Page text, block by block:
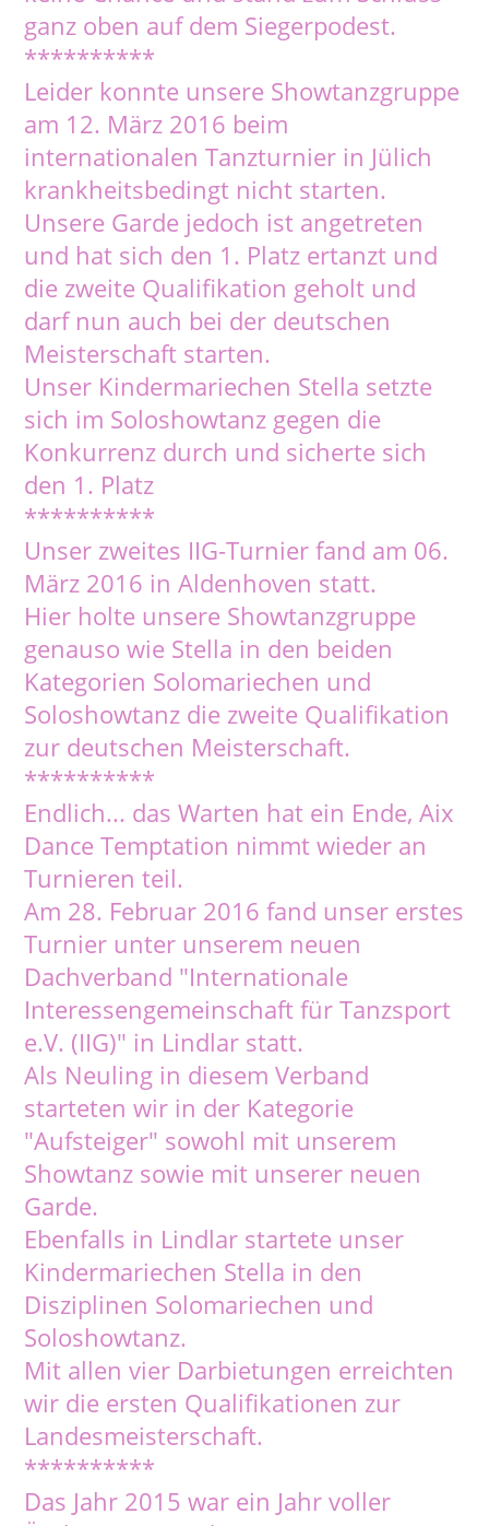
ganz oben auf dem Siegerpodest.
**********
Leider konnte unsere Showtanzgruppe
am 12. März 2016 beim
internationalen Tanzturnier in Jülich
krankheitsbedingt nicht starten.
Unsere Garde jedoch ist angetreten
und hat sich den 1. Platz ertanzt und
die zweite Qualifikation geholt und
darf nun auch bei der deutschen
Meisterschaft starten.
Unser Kindermariechen Stella setzte
sich im Soloshowtanz gegen die
Konkurrenz durch und sicherte sich
den 1. Platz
**********
Unser zweites IIG-Turnier fand am 06.
März 2016 in Aldenhoven statt.
Hier holte unsere Showtanzgruppe
genauso wie Stella in den beiden
Kategorien Solomariechen und
Soloshowtanz die zweite Qualifikation
zur deutschen Meisterschaft.
**********
Endlich... das Warten hat ein Ende, Aix
Dance Temptation nimmt wieder an
Turnieren teil.
Am 28. Februar 2016 fand unser erstes
Turnier unter unserem neuen
Dachverband "Internationale
Interessengemeinschaft für Tanzsport
e.V. (IIG)" in Lindlar statt.
Als Neuling in diesem Verband
starteten wir in der Kategorie
"Aufsteiger" sowohl mit unserem
Showtanz sowie mit unserer neuen
Garde.
Ebenfalls in Lindlar startete unser
Kindermariechen Stella in den
Disziplinen Solomariechen und
Soloshowtanz.
Mit allen vier Darbietungen erreichten
wir die ersten Qualifikationen zur
Landesmeisterschaft.
**********
Das Jahr 2015 war ein Jahr voller